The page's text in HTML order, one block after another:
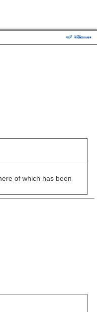
of which has been